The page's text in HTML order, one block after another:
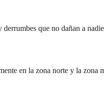
que no dañan a
en la zona norte y la zona